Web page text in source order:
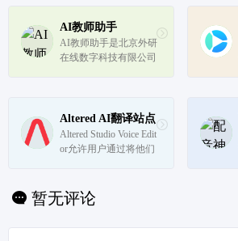
使得创作变得更加简单
和高效。无论是新手还
是专业创作者，都可以
AI教师助手
AI教师助手是北京外研
在线数字科技有限公司
学效率，同时也为学生
提供个性化的学习体
验。
Altered AI翻译站点
Altered Studio Voice Edit
or允许用户通过将他们
义声音来创建专业的声
音表演。它还允许用户
暂无评论